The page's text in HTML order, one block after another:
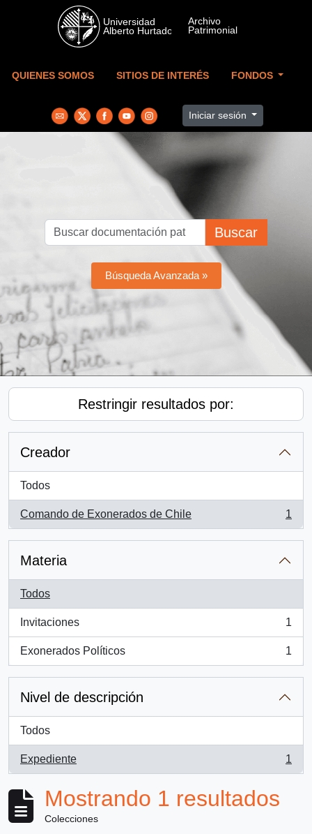
Skip to main content
QUIENES SOMOS SITIOS DE INTERÉS FONDOS
Iniciar sesión
Buscar
Búsqueda Avanzada »
Restringir resultados por:
Creador
Todos
Comando de Exonerados de Chile
, 1 resultados
1
Materia
Todos
Invitaciones
, 1 resultados
1
Exonerados Políticos
, 1 resultados
1
Nivel de descripción
Todos
Expediente
, 1 resultados
1
Mostrando 1 resultados
Colecciones